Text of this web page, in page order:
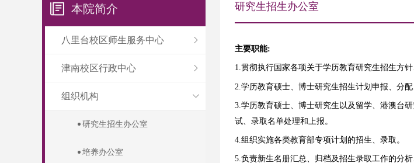
本院简介
八里台校区师生服务中心
津南校区行政中心
组织机构
研究生招生办公室
培养办公室
研究生招生办公室
主要职能:
1.贯彻执行国家各项关于学历教育研究生招生方
2.学历教育硕士、博士研究生招生计划申报、分配
3.学历教育硕士、博士研究生以及留学、港澳台
试、录取名单处理和上报。
4.组织实施各类教育部专项计划的招生、录取。
5.负责新生名册汇总、归档及招生录取工作的分析